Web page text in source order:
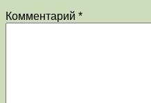
Комментарий *